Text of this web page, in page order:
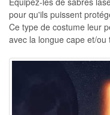
pour qu'ils puissent
Ce type de costume leur
avec la longue cape et/ou